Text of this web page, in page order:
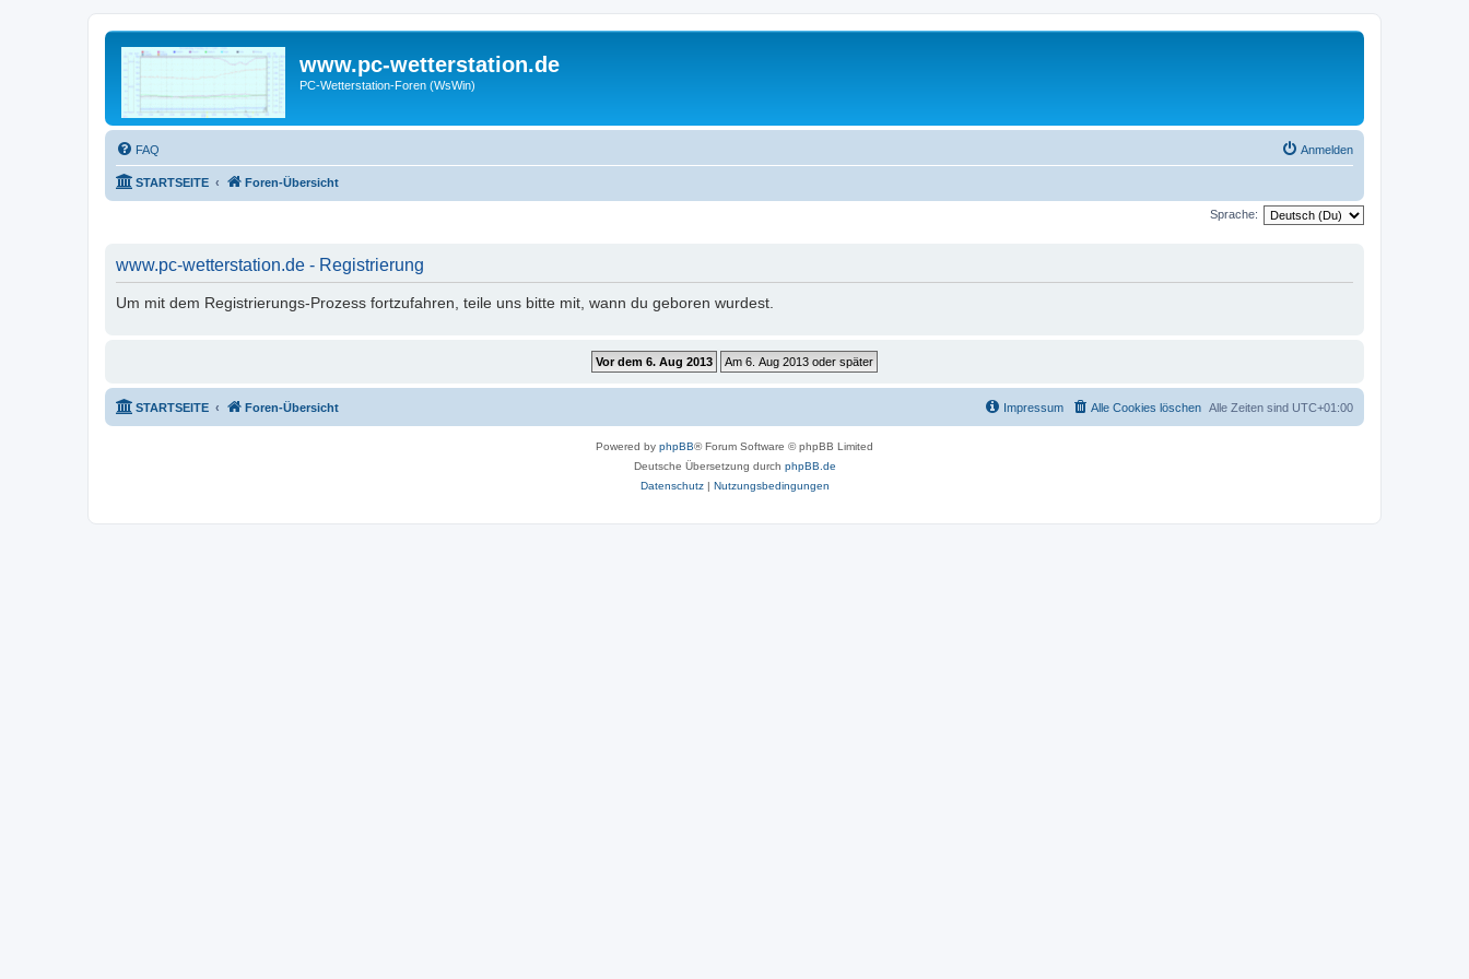
www.pc-wetterstation.de
PC-Wetterstation-Foren (WsWin)
FAQ Anmelden
STARTSEITE Foren-Übersicht
Sprache:
www.pc-wetterstation.de - Registrierung
Um mit dem Registrierungs-Prozess fortzufahren, teile uns bitte mit, wann du geboren wurdest.
STARTSEITE Foren-Übersicht Alle Zeiten sind UTC+01:00
Alle Cookies löschen
Impressum
Powered by phpBB® Forum Software © phpBB Limited
Deutsche Übersetzung durch phpBB.de
Datenschutz| Nutzungsbedingungen